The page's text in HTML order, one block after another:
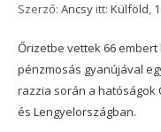
Szerző: Ancsy itt: Külföld,
Őrizetbe vettek 66
pénzmosás gyanújával
razzia során a hatóságok
és Lengyelországban.